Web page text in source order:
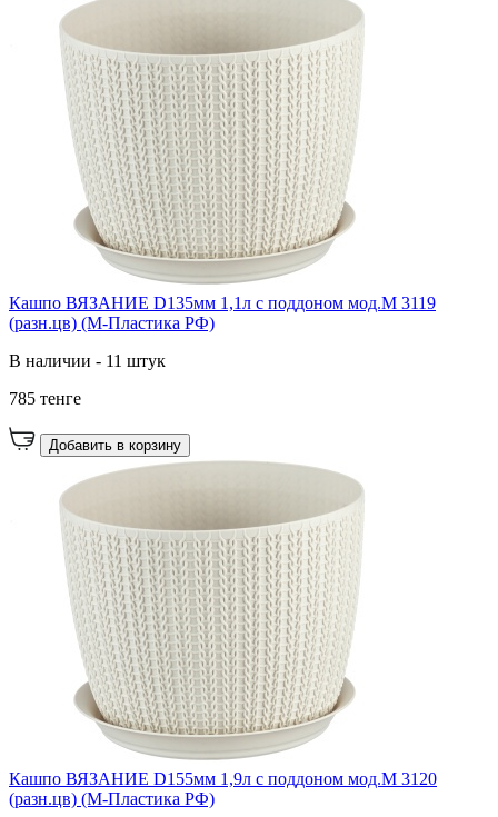
Кашпо ВЯЗАНИЕ D135мм 1,1л с поддоном мод.М 3119
(разн.цв) (М-Пластика РФ)
В наличии - 11 штук
785 тенге
Добавить в корзину
Кашпо ВЯЗАНИЕ D155мм 1,9л с поддоном мод.М 3120
(разн.цв) (М-Пластика РФ)